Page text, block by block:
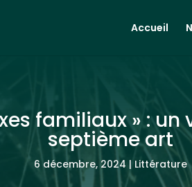
Accueil
familiaux » :
septième art
6 décembre, 2024 | Littérature